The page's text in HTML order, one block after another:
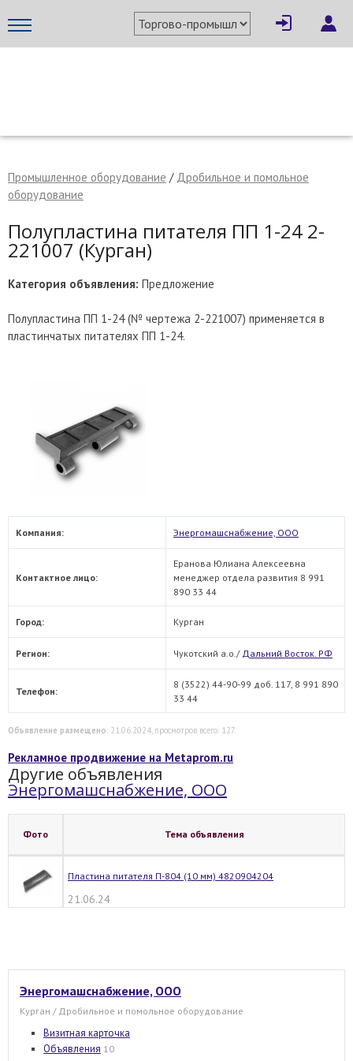
Промышленное оборудование / Дробильное и помольное
оборудование
Полупластина питателя ПП 1-24 2-
221007 (Курган)
Категория объявления: Предложение
Полупластина ПП 1-24 (№ чертежа 2-221007) применяется в
пластинчатых питателях ПП 1-24.
× Написать поставщику
Отмена Отправить сообщение
Компания: Энергомашснабжение, ООО
Контактное лицо:
Еранова Юлиана Алексеевна
менеджер отдела развития 8 991
890 33 44
Город: Курган
Регион: Чукотский а.о./ Дальний Восток. РФ
Телефон:
8 (3522) 44-90-99 доб. 117, 8 991 890
33 44
Объявление размещено: 21.06.2024, просмотров всего: 127.
Рекламное продвижение на Metaprom.ru
Другие объявления
Энергомашснабжение, ООО
Фото Тема объявления
Пластина питателя П-804 (10 мм) 4820904204
21.06.24
Энергомашснабжение, ООО
Курган / Дробильное и помольное оборудование
Визитная карточка
Объявления 10